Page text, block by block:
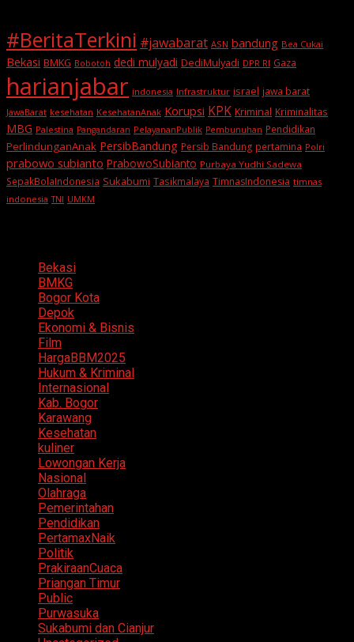
#BeritaTerkini #jawabarat ASN bandung Bea Cukai
Bekasi BMKG Bobotoh dedi mulyadi DediMulyadi DPR RI Gaza
harianjabar indonesia Infrastruktur israel jawa barat
JawaBarat kesehatan KesehatanAnak Korupsi KPK Kriminal Kriminalitas
MBG Palestina Pangandaran PelayananPublik Pembunuhan Pendidikan
PerlindunganAnak PersibBandung Persib Bandung pertamina Polri
prabowo subianto PrabowoSubianto Purbaya Yudhi Sadewa
SepakBolaIndonesia Sukabumi Tasikmalaya TimnasIndonesia timnas
indonesia TNI UMKM
Bekasi
BMKG
Bogor Kota
Depok
Ekonomi & Bisnis
Film
HargaBBM2025
Hukum & Kriminal
Internasional
Kab. Bogor
Karawang
Kesehatan
kuliner
Lowongan Kerja
Nasional
Olahraga
Pemerintahan
Pendidikan
PertamaxNaik
Politik
PrakiraanCuaca
Priangan Timur
Public
Purwasuka
Sukabumi dan Cianjur